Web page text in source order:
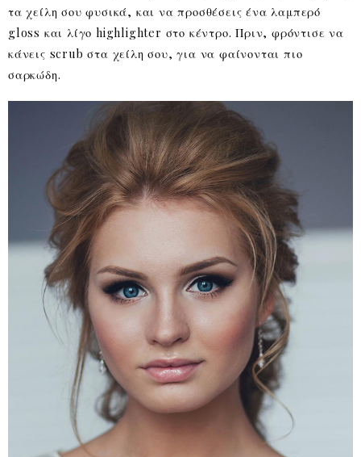
τα χείλη σου φυσικά, και να προσθέσεις ένα λαμπερό
gloss και λίγο highlighter στο κέντρο. Πριν, φρόντισε να
κάνεις scrub στα χείλη σου, για να φαίνονται πιο
σαρκώδη.